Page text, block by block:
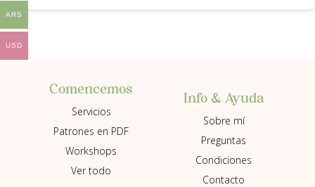
Comencemos
Servicios
Patrones en PDF
Workshops
Ver todo
Info & Ayuda
Sobre mí
Preguntas
Condiciones
Contacto
ARS
USD